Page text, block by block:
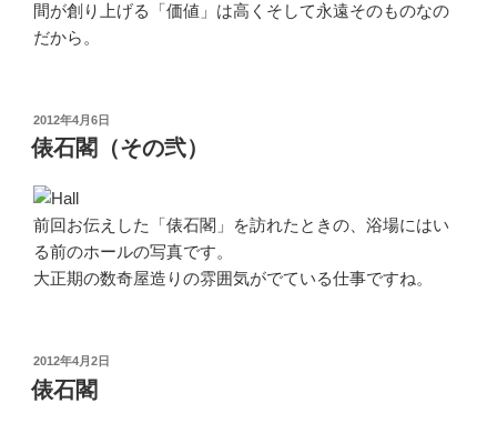
間が創り上げる「価値」は高くそして永遠そのものなの
だから。
投
稿
日:
2012年4月6日
俵石閣（その弐）
前回お伝えした「俵石閣」を訪れたときの、浴場にはい
る前のホールの写真です。
大正期の数奇屋造りの雰囲気がでている仕事ですね。
投
稿
日:
2012年4月2日
俵石閣